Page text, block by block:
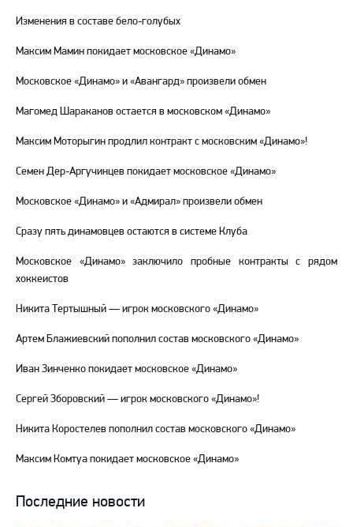
Изменения в составе бело-голубых
Максим Мамин покидает московское «Динамо»
Московское «Динамо» и «Авангард» произвели обмен
Магомед Шараканов остается в московском «Динамо»
Максим Моторыгин продлил контракт с московским «Динамо»!
Семен Дер-Аргучинцев покидает московское «Динамо»
Московское «Динамо» и «Адмирал» произвели обмен
Сразу пять динамовцев остаются в системе Клуба
Московское «Динамо» заключило пробные контракты с рядом
хоккеистов
Никита Тертышный — игрок московского «Динамо»
Артем Блажиевский пополнил состав московского «Динамо»
Иван Зинченко покидает московское «Динамо»
Сергей Зборовский — игрок московского «Динамо»!
Никита Коростелев пополнил состав московского «Динамо»
Максим Комтуа покидает московское «Динамо»
Последние новости